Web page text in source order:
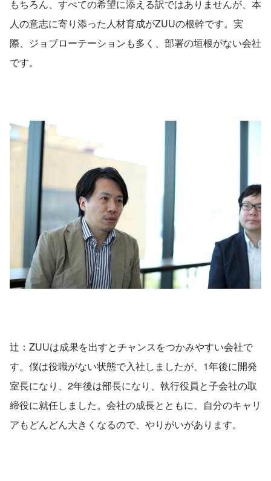
もちろん、すべての希望に添える訳ではありませんが、本
人の意志に寄り添った人材育成がZUUの根幹です。実
際、ジョブローテーションも多く、部署の垣根がない会社
です。
辻：ZUUは成果を出すとチャンスをつかみやすい会社で
す。僕は役職がない状態で入社しましたが、1年後に開発
室長になり、2年後は部長になり、執行役員と子会社の取
締役に就任しました。会社の成長とともに、自分のキャリ
アもどんどん大きくなるので、やりがいがあります。